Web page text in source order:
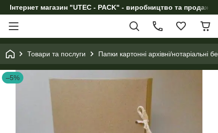
Інтернет магазин "UTEC - PACK" - виробництво та продаж
Товари та послуги Папки картонні архівні/нотаріальні
–5%